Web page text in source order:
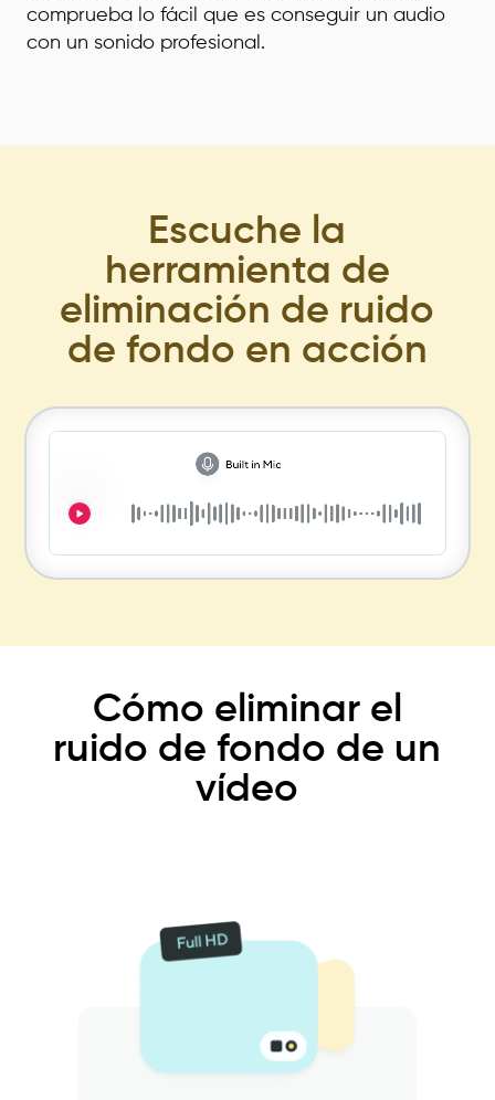
comprueba lo fácil que es conseguir un audio
con un sonido profesional.
Escuche la
herramienta de
eliminación de ruido
de fondo en acción
Cómo eliminar el
ruido de fondo de un
vídeo